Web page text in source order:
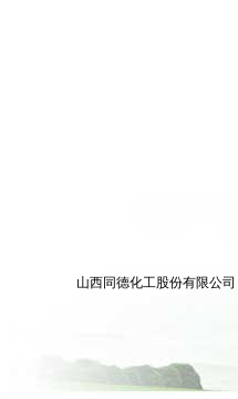
山西同德化工股份有限公司